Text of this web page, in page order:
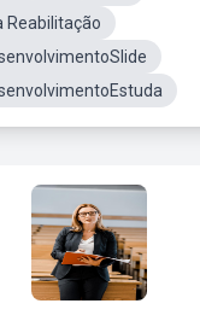
Reabilitação